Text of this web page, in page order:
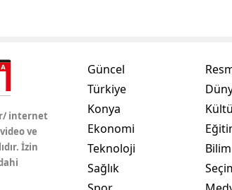
Van
internet
ve
İzin
Güncel
Türkiye
Konya
Ekonomi
Teknoloji
Sağlık
Bilim